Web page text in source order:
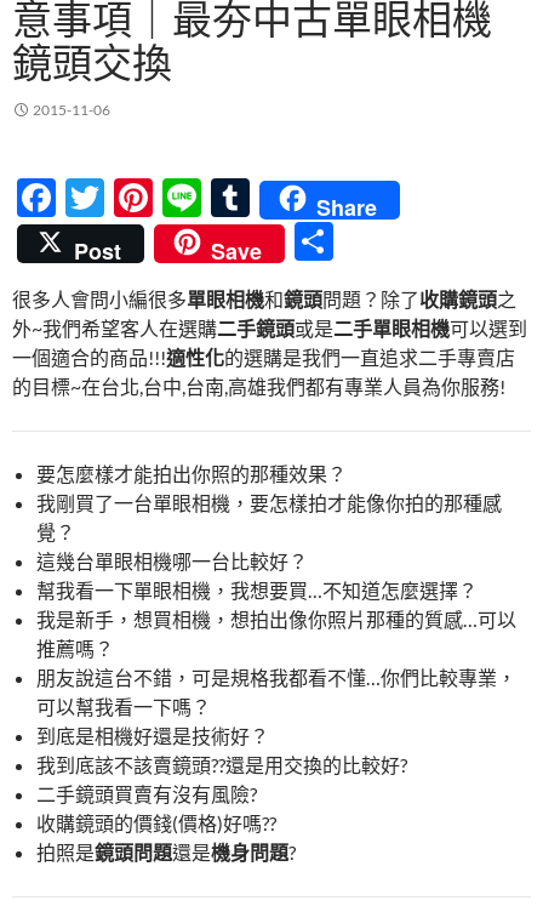
意事項｜最夯中古單眼相機
鏡頭交換
2015-11-06
F
ac
e
b
o
o
k
T
w
itt
er
Pi
nt
er
es
t
Li
n
e
T
u
m
bl
r
Share
Post
Save
享
很多人會問小編很多單眼相機和鏡頭問題？除了收購鏡頭之
外~我們希望客人在選購二手鏡頭或是二手單眼相機可以選到
一個適合的商品!!!適性化的選購是我們一直追求二手專賣店
的目標~在台北,台中,台南,高雄我們都有專業人員為你服務!
要怎麼樣才能拍出你照的那種效果？
我剛買了一台單眼相機，要怎樣拍才能像你拍的那種感
覺？
這幾台單眼相機哪一台比較好？
幫我看一下單眼相機，我想要買…不知道怎麼選擇？
我是新手，想買相機，想拍出像你照片那種的質感…可以
推薦嗎？
朋友說這台不錯，可是規格我都看不懂…你們比較專業，
可以幫我看一下嗎？
到底是相機好還是技術好？
我到底該不該賣鏡頭??還是用交換的比較好?
二手鏡頭買賣有沒有風險?
收購鏡頭的價錢(價格)好嗎??
拍照是鏡頭問題還是機身問題?